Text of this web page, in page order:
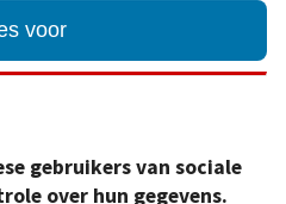
voor
gebruikers van sociale
over hun gegevens.